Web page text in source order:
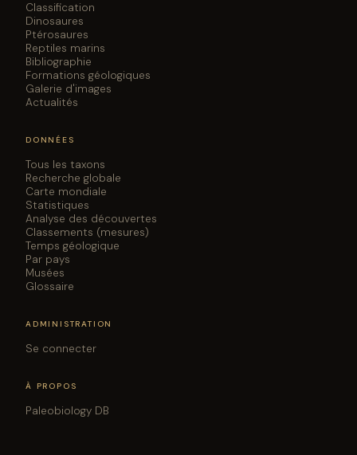
Classification
Dinosaures
Ptérosaures
Reptiles marins
Bibliographie
Formations géologiques
Galerie d'images
Actualités
DONNÉES
Tous les taxons
Recherche globale
Carte mondiale
Statistiques
Analyse des découvertes
Classements (mesures)
Temps géologique
Par pays
Musées
Glossaire
ADMINISTRATION
Se connecter
À PROPOS
Paleobiology DB